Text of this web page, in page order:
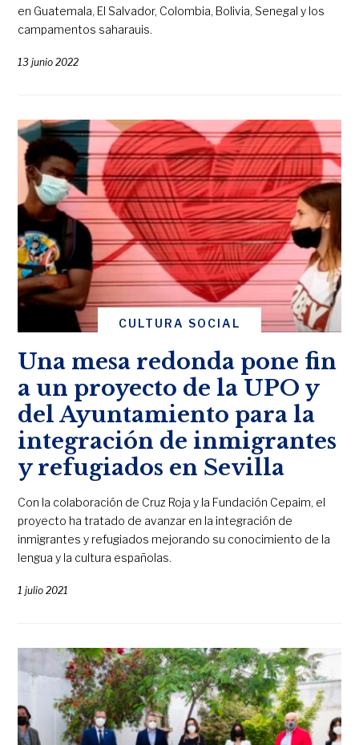
en Guatemala, El Salvador, Colombia, Bolivia, Senegal y los
campamentos saharauis.
13 junio 2022
CULTURA SOCIAL
Una mesa redonda pone fin
a un proyecto de la UPO y
del Ayuntamiento para la
integración de inmigrantes
y refugiados en Sevilla
Con la colaboración de Cruz Roja y la Fundación Cepaim, el
proyecto ha tratado de avanzar en la integración de
inmigrantes y refugiados mejorando su conocimiento de la
lengua y la cultura españolas.
1 julio 2021